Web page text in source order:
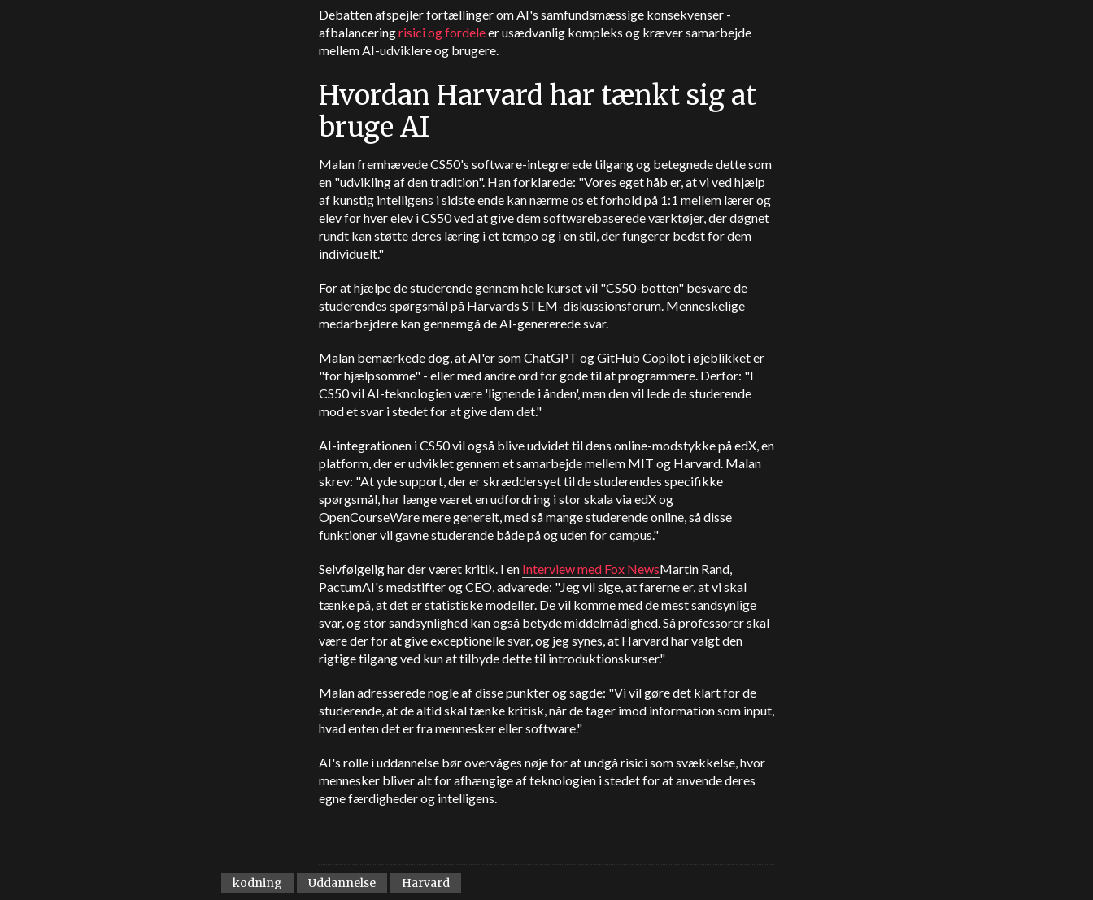
Debatten afspejler fortællinger om AI's samfundsmæssige konsekvenser -
afbalanceringrisici og fordeleer usædvanlig kompleks og kræver samarbejde
mellem AI-udviklere og brugere.
Hvordan Harvard har tænkt sig at
bruge AI
Malan fremhævede CS50's software-integrerede tilgang og betegnede dette som
en "udvikling af den tradition". Han forklarede: "Vores eget håb er, at vi ved hjælp
af kunstig intelligens i sidste ende kan nærme os et forhold på 1:1 mellem lærer og
elev for hver elev i CS50 ved at give dem softwarebaserede værktøjer, der døgnet
rundt kan støtte deres læring i et tempo og i en stil, der fungerer bedst for dem
individuelt."
For at hjælpe de studerende gennem hele kurset vil "CS50-botten" besvare de
studerendes spørgsmål på Harvards STEM-diskussionsforum. Menneskelige
medarbejdere kan gennemgå de AI-genererede svar.
Malan bemærkede dog, at AI'er som ChatGPT og GitHub Copilot i øjeblikket er
"for hjælpsomme" - eller med andre ord for gode til at programmere. Derfor: "I
CS50 vil AI-teknologien være 'lignende i ånden', men den vil lede de studerende
mod et svar i stedet for at give dem det."
AI-integrationen i CS50 vil også blive udvidet til dens online-modstykke på edX, en
platform, der er udviklet gennem et samarbejde mellem MIT og Harvard. Malan
skrev: "At yde support, der er skræddersyet til de studerendes specifikke
spørgsmål, har længe været en udfordring i stor skala via edX og
OpenCourseWare mere generelt, med så mange studerende online, så disse
funktioner vil gavne studerende både på og uden for campus."
Selvfølgelig har der været kritik. I en Interview med Fox NewsMartin Rand,
PactumAI's medstifter og CEO, advarede: "Jeg vil sige, at farerne er, at vi skal
tænke på, at det er statistiske modeller. De vil komme med de mest sandsynlige
svar, og stor sandsynlighed kan også betyde middelmådighed. Så professorer skal
være der for at give exceptionelle svar, og jeg synes, at Harvard har valgt den
rigtige tilgang ved kun at tilbyde dette til introduktionskurser."
Malan adresserede nogle af disse punkter og sagde: "Vi vil gøre det klart for de
studerende, at de altid skal tænke kritisk, når de tager imod information som input,
hvad enten det er fra mennesker eller software."
AI's rolle i uddannelse bør overvåges nøje for at undgå risici som svækkelse, hvor
mennesker bliver alt for afhængige af teknologien i stedet for at anvende deres
egne færdigheder og intelligens.
kodning Uddannelse Harvard